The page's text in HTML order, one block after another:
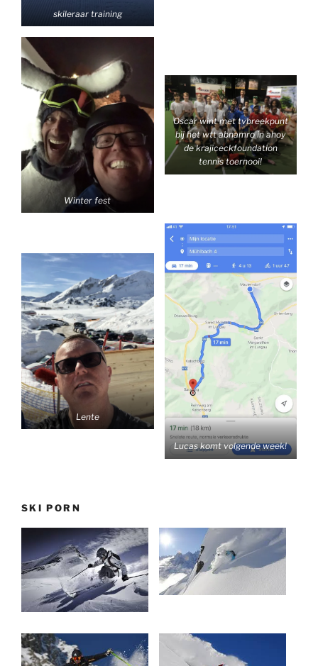
skileraar training
Winter fest
Oscar wint met tvbreekpunt
bij het wtt abnamro in ahoy
de krajiceckfoundation
tennis toernooi!
Lente
Lucas komt volgende week!
SKI PORN